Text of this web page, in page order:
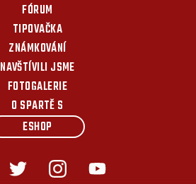
FÓRUM
TIPOVAČKA
ZNÁMKOVÁNÍ
NAVŠTÍVILI JSME
FOTOGALERIE
O SPARTĚ S
ESHOP